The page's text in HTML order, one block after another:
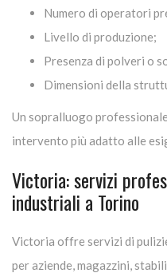
Numero di operatori
Livello di produzione;
Presenza di polveri o
Dimensioni della
Un sopralluogo
intervento più adatto alle
Victoria: servizi
industriali a Torino
Victoria offre servizi di
per aziende, magazzini,